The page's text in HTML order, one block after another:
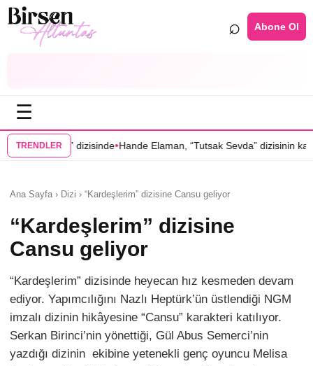
⌕ Abone Ol
☰
TRENDLER
•Hande Elaman, “Tutsak Sevda” dizisinin kadrosunda•
Ana Sayfa › Dizi › “Kardeşlerim” dizisine Cansu geliyor
“Kardeşlerim” dizisine
Cansu geliyor
“Kardeşlerim” dizisinde heyecan hız kesmeden devam
ediyor. Yapımcılığını Nazlı Heptürk’ün üstlendiği NGM
imzalı dizinin hikâyesine “Cansu” karakteri katılıyor.
Serkan Birinci’nin yönettiği, Gül Abus Semerci’nin
yazdığı dizinin ekibine yetenekli genç oyuncu Melisa